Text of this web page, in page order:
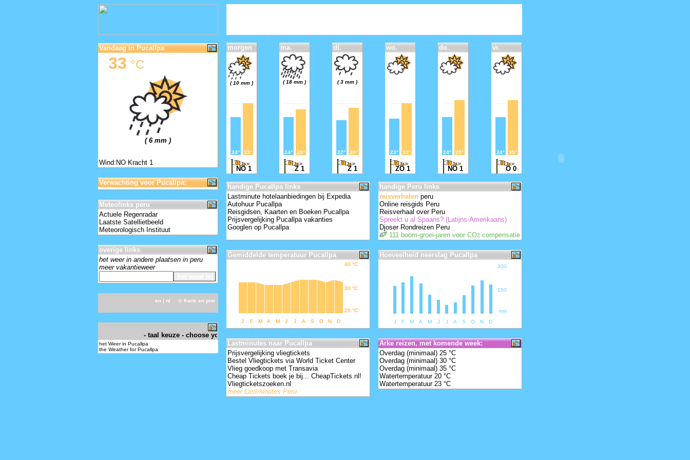
Vandaag in Pucallpa
33 °C
( 6 mm )
Wind:NO Kracht 1
Verwachting voor Pucallpa:
Meteolinks peru
Actuele Regenradar
Laatste Satellietbeeld
Meteorologisch Instituut
overige links
het weer in andere plaatsen in peru
meer vakantieweer
en | nl © frank en pim
- taal keuze - choose your language -
het Weer in Pucallpa
the Weather for Pucallpa
morgen ma. di. wo. do. vr.
( 10 mm ) ( 18 mm ) ( 3 mm )
24° 33° 24° 29° 22° 30° 23° 33° 24° 35° 24° 35°
NO 1 Z 1 Z 1 ZO 1 NO 1 O 0
handige Pucallpa links
Lastminute hotelaanbiedingen bij Expedia
Autohuur Pucallpa
Reisgidsen, Kaarten en Boeken Pucallpa
Prijsvergelijking Pucallpa vakanties
Googlen op Pucallpa
Gemiddelde temperatuur Pucallpa
40°C
30°C
20°C
J
F M A M J J A S O N D
Lastminutes naar Pucallpa
Prijsvergelijking vliegtickets
Bestel Vliegtickets via World Ticket Center
Vlieg goedkoop met Transavia
Cheap Tickets boek je bij... CheapTickets.nl!
Vliegticketszoeken.nl
meer Lastminutes Peru
handige Peru links
reisverhalen peru
Online reisgids Peru
Reisverhaal over Peru
Spreekt u al Spaans? (Latijns-Amerikaans)
Djoser Rondreizen Peru
111 boom-groei-jaren voor CO2 compensatie
Hoeveelheid neerslag Pucallpa
300
150
mm
J
F M A M J J A S O N D
Arke reizen, met komende week:
Overdag (minimaal) 25 °C
Overdag (minimaal) 30 °C
Overdag (minimaal) 35 °C
Watertemperatuur 20 °C
Watertemperatuur 23 °C